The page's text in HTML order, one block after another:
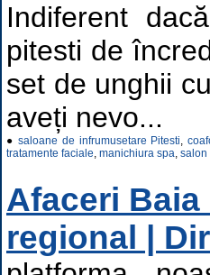
Indiferent
pitesti de
set de unghii
aveți nevo...
●saloane de infrumusetare Pitesti,
tratamente faciale, manichiura spa, salon
Afaceri Baia
regional |